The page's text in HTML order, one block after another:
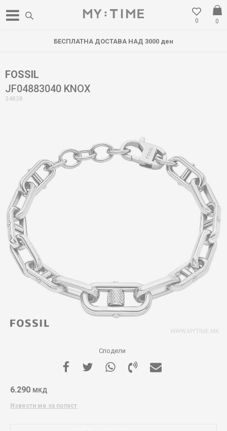
0
0
БЕСПЛАТНА ДОСТАВА НАД 3000 ден
FOSSIL
JF04883040 KNOX
34838
Сподели
6.290 МКД
Извести ме за попуст